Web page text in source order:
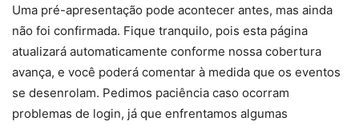
Uma pré-apresentação pode acontecer antes, mas ainda
não foi confirmada. Fique tranquilo, pois esta página
atualizará automaticamente conforme nossa cobertura
avança, e você poderá comentar à medida que os eventos
se desenrolam. Pedimos paciência caso ocorram
problemas de login, já que enfrentamos algumas